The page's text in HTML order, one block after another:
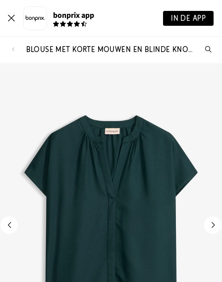
bonprix app IN DE APP
BLOUSE MET KORTE MOUWEN EN BLINDE KNOOPSLUITING